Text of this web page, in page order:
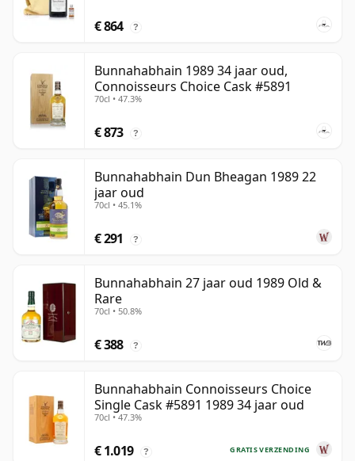
€ 864 ?
Bunnahabhain 1989 34 jaar oud,
Connoisseurs Choice Cask #5891
70cl • 47.3%
€ 873 ?
Bunnahabhain Dun Bheagan 1989 22
jaar oud
70cl • 45.1%
€ 291 ?
Bunnahabhain 27 jaar oud 1989 Old &
Rare
70cl • 50.8%
€ 388 ?
Bunnahabhain Connoisseurs Choice
Single Cask #5891 1989 34 jaar oud
70cl • 47.3%
GRATIS VERZENDING
€ 1.019 ?